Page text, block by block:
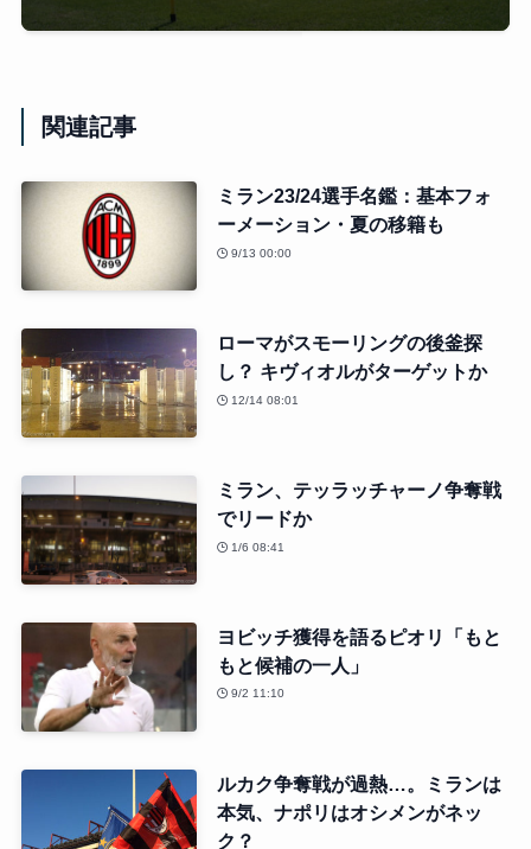
関連記事
ミラン23/24選手名鑑：基本フォ
ーメーション・夏の移籍も
9/13 00:00
ローマがスモーリングの後釜探
し？ キヴィオルがターゲットか
12/14 08:01
ミラン、テッラッチャーノ争奪戦
でリードか
1/6 08:41
ヨビッチ獲得を語るピオリ「もと
もと候補の一人」
9/2 11:10
ルカク争奪戦が過熱…。ミランは
本気、ナポリはオシメンがネッ
ク？